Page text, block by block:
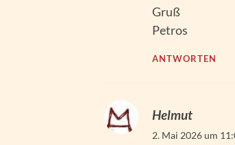
Gruß
Petros
ANTWORTEN
Helmut
2. Mai 2026 um